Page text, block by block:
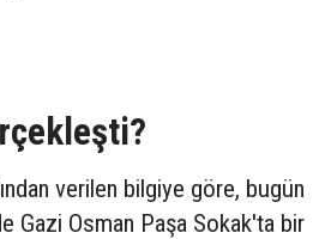
verilen bilgiye göre, bugün
Gazi Osman Paşa Sokak'ta bir